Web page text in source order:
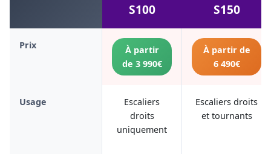
S100
S150
Prix
À partir
de 3 990€
À partir de
6 490€
Usage
Escaliers
droits
uniquement
Escaliers droits
et tournants